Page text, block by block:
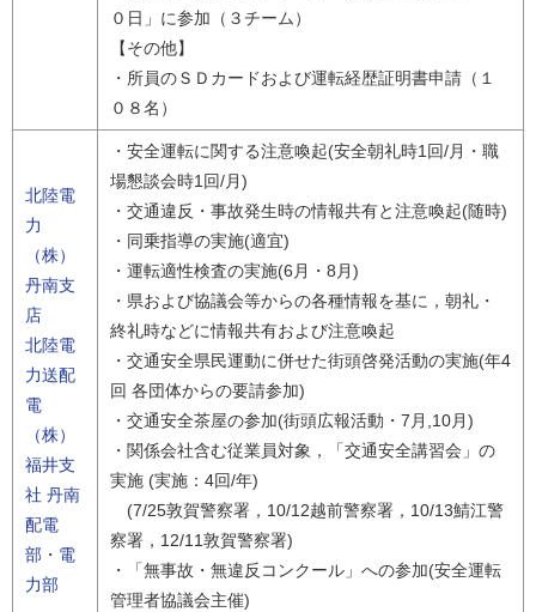
０日」に参加（３チーム）
【その他】
・所員のＳＤカードおよび運転経歴証明書申請（１
０８名）
北陸電
力
（株）
丹南支
店
北陸電
力送配
電
（株）
福井支
社 丹南
配電
部・電
力部
・安全運転に関する注意喚起(安全朝礼時1回/月・職
場懇談会時1回/月)
・交通違反・事故発生時の情報共有と注意喚起(随時)
・同乗指導の実施(適宜)
・運転適性検査の実施(6月・8月)
・県および協議会等からの各種情報を基に，朝礼・
終礼時などに情報共有および注意喚起
・交通安全県民運動に併せた街頭啓発活動の実施(年4
回 各団体からの要請参加)
・交通安全茶屋の参加(街頭広報活動・7月,10月)
・関係会社含む従業員対象，「交通安全講習会」の
実施 (実施：4回/年)
(7/25敦賀警察署，10/12越前警察署，10/13鯖江警
察署，12/11敦賀警察署)
・「無事故・無違反コンクール」への参加(安全運転
管理者協議会主催)